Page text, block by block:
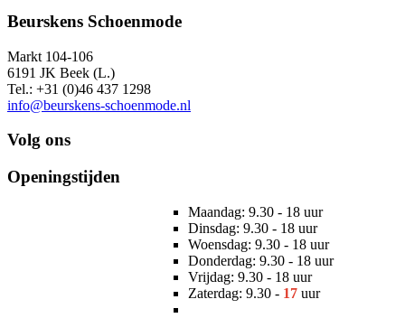
Beurskens Schoenmode
Markt 104-106
6191 JK Beek (L.)
Tel.: +31 (0)46 437 1298
info@beurskens-schoenmode.nl
Volg ons
Openingstijden
Maandag: 9.30 - 18 uur
Dinsdag: 9.30 - 18 uur
Woensdag: 9.30 - 18 uur
Donderdag: 9.30 - 18 uur
Vrijdag: 9.30 - 18 uur
Zaterdag: 9.30 - 17 uur